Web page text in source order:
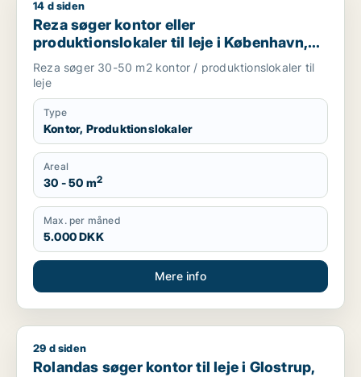
Reza søger kontor eller produktionslokaler til leje i
14 d siden
Reza søger kontor eller
produktionslokaler til leje i København,
Frederiksberg eller Ørestad m.fl.
Reza søger 30-50 m2 kontor / produktionslokaler til
leje
Type
Kontor, Produktionslokaler
Areal
30 - 50 m2
Max. per måned
5.000 DKK
Mere info
Rolandas søger kontor til leje i Glostrup, Brøndby eller
29 d siden
Rolandas søger kontor til leje i Glostrup,